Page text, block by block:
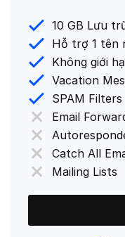
10 GB Lưu
Hỗ trợ 1 tên
Không giới
Vacation
SPAM Filters
Email
Catch All
Mailing Lists